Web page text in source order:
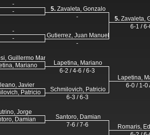
-
-
-
-
Guillermo Mario
Mariano
Javier
Patricio
Jorge
Damian
5.Zavaleta, Gonzalo
-
Gutierrez, Juan Manuel
-
Lapetina, Mariano
6-2 / 4-6 / 6-3
Schmilovich, Patricio
6-3 / 6-3
Santoro, Damian
7-6 / 7-6
5.Zavaleta,
6-1 / 6-
Lapetina,
6-0 / 1-0
Romaris,